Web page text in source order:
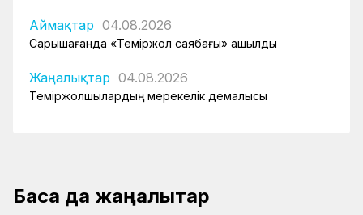
Аймақтар 04.08.2026
Сарышағанда «Теміржол саябағы» ашылды
Жаңалықтар 04.08.2026
Теміржолшылардың мерекелік демалысы
Басқа да жаңалықтар